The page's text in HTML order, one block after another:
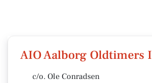
AIO Aalborg Oldtimers
c/o. Ole Conradsen